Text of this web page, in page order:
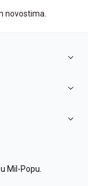
novostima.
Mil-Popu.